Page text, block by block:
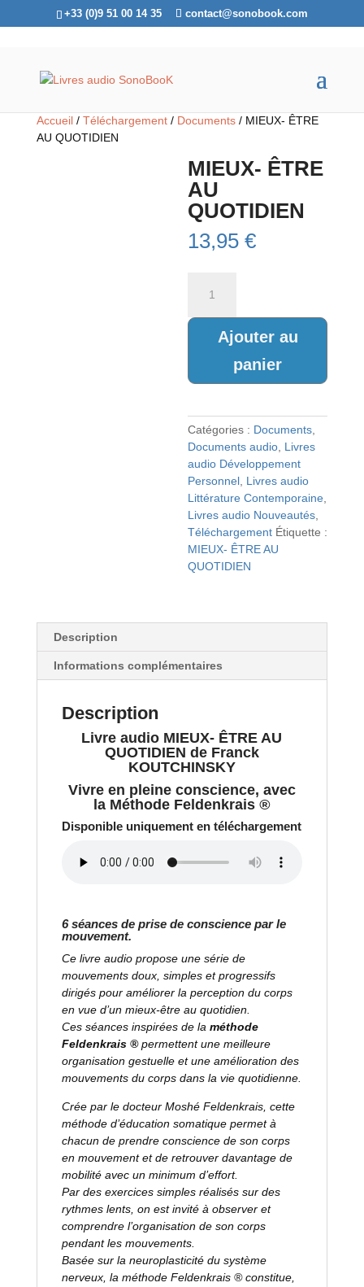
+33 (0)9 51 00 14 35 contact@sonobook.com
Accueil/ Téléchargement/ Documents/ MIEUX- ÊTRE
AU QUOTIDIEN
MIEUX- ÊTRE
AU
QUOTIDIEN
13,95€
QUOTIDIEN
Ajouter au
panier
Catégories : Documents
Documents audio Livres
audio Développement
Personnel Livres audio
Littérature Contemporaine
Livres audio Nouveautés
Téléchargement Étiquette :
MIEUX- ÊTRE AU
QUOTIDIEN
Description
Informations complémentaires
Description
Livre audio MIEUX- ÊTRE AU
QUOTIDIEN de Franck
KOUTCHINSKY
Vivre en pleine conscience, avec
la Méthode Feldenkrais®
Disponible uniquement en téléchargement
6 séances de prise de conscience par le
mouvement.
Ce livre audio propose une série de
mouvements doux, simples et progressifs
dirigés pour améliorer la perception du corps
en vue d’un mieux-être au quotidien.
Ces séances inspirées de la méthode
Feldenkrais ®permettent une meilleure
organisation gestuelle et une amélioration des
mouvements du corps dans la vie quotidienne.
Crée par le docteur Moshé Feldenkrais, cette
méthode d’éducation somatique permet à
chacun de prendre conscience de son corps
en mouvement et de retrouver davantage de
mobilité avec un minimum d’effort.
Par des exercices simples réalisés sur des
rythmes lents, on est invité à observer et
comprendre l’organisation de son corps
pendant les mouvements.
Basée sur la neuroplasticité du système
nerveux, la méthode Feldenkrais ® constitue,